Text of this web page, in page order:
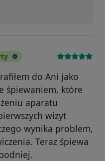
do Ani jako
śpiewaniem, które
aparatu
wizyt
wynika problem,
Teraz śpiewa